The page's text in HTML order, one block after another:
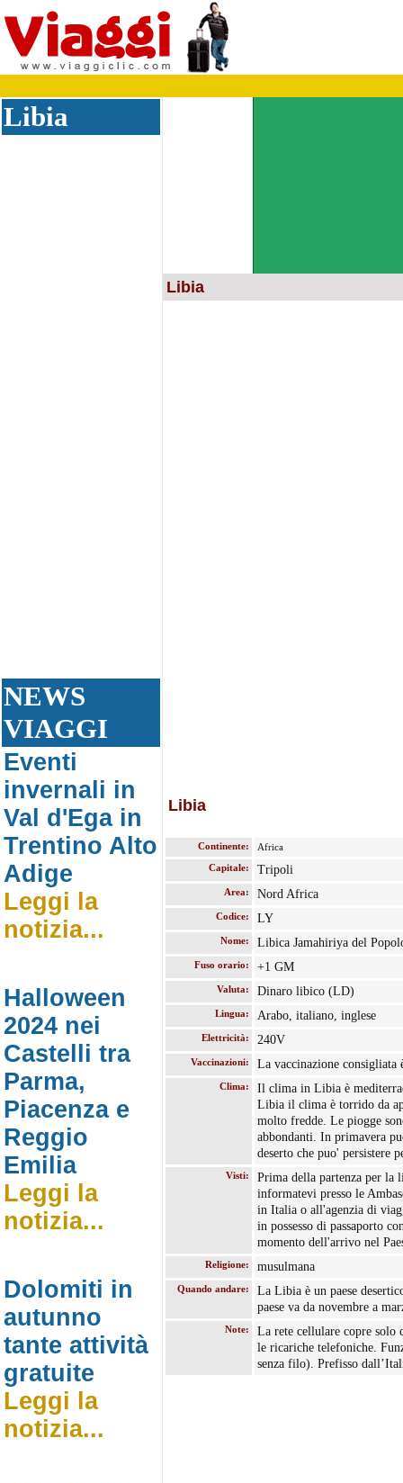
Libia
NEWS
VIAGGI
Eventi
invernali in
Val d'Ega in
Trentino Alto
Adige
Leggi la
notizia...
Halloween
2024 nei
Castelli tra
Parma,
Piacenza e
Reggio
Emilia
Leggi la
notizia...
Dolomiti in
autunno
tante attività
gratuite
Leggi la
notizia...
Libia
Libia
Continente:
Africa
Capitale:
Tripoli
Area: Nord Africa
Codice: LY
Nome: Libica Jamahiriya del
Fuso orario: +1 GM
Valuta: Dinaro libico (LD)
Lingua: Arabo, italiano, inglese
Elettricità: 240V
Vaccinazioni: La vaccinazione
Clima:
Il clima in Libia è
Libia il clima è torrido da
molto fredde. Le piogge
abbondanti. In primavera
deserto che puo' persistere
Visti:
Prima della partenza per la
informatevi presso le
in Italia o all'agenzia di
in possesso di passaporto
momento dell'arrivo nel
Religione: musulmana
Quando andare:
La Libia è un paese
paese va da novembre a
Note:
La rete cellulare copre solo
le ricariche telefoniche.
senza filo). Prefisso